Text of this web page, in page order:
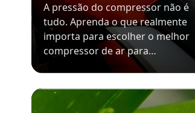
A pressão do compressor não é
tudo. Aprenda o que realmente
importa para escolher o melhor
compressor de ar para…